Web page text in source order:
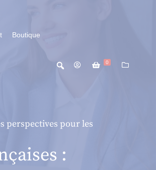
Boutique
0
perspectives pour les
: